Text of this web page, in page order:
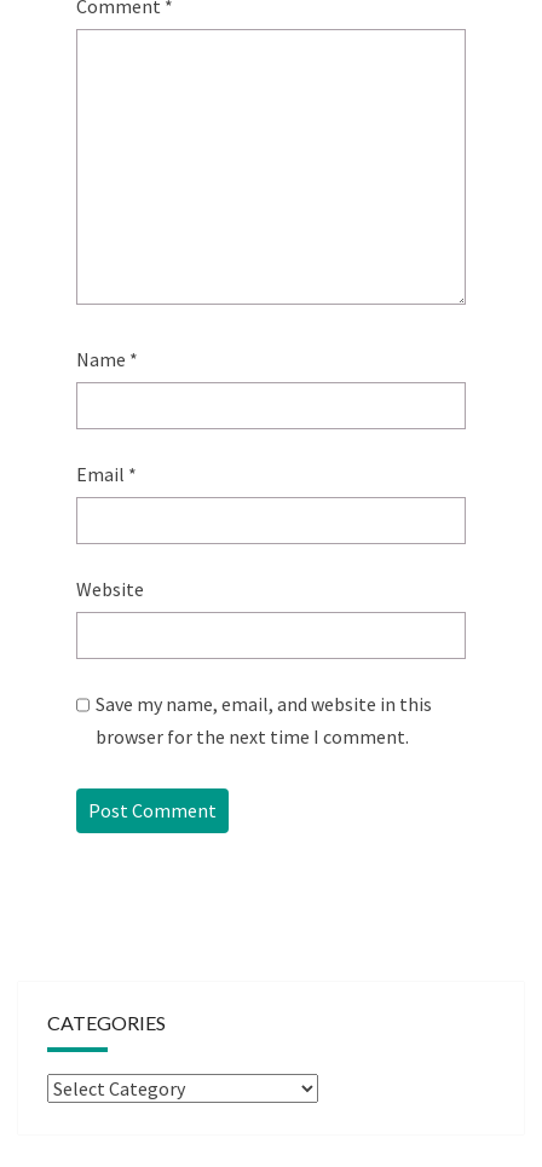
Comment *
Name *
Email *
Website
Save my name, email, and website in this
browser for the next time I comment.
CATEGORIES
Categories